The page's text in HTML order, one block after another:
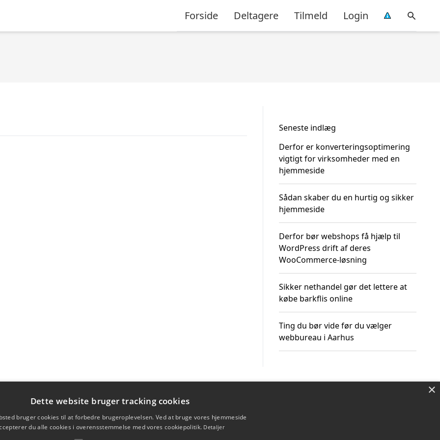
Forside Deltagere Tilmeld Login
Seneste indlæg
Derfor er konverteringsoptimering
vigtigt for virksomheder med en
hjemmeside
Sådan skaber du en hurtig og sikker
hjemmeside
Derfor bør webshops få hjælp til
WordPress drift af deres
WooCommerce-løsning
Sikker nethandel gør det lettere at
købe barkflis online
Ting du bør vide før du vælger
webbureau i Aarhus
×
Dette website bruger tracking cookies
bruger cookies til at forbedre brugeroplevelsen. Ved at bruge vores hjemmeside
du alle cookies i overensstemmelse med vores cookiepolitik. Detaljer